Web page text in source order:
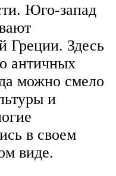
Юго-запад
Греции. Здесь
античных
можно смело
и
в своем
виде.